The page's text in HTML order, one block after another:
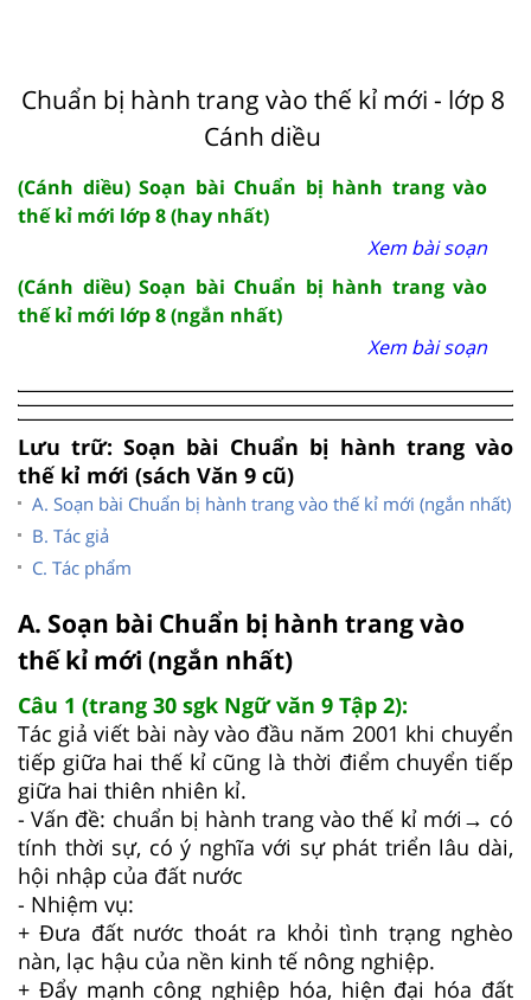
Chuẩn bị hành trang vào thế kỉ mới - lớp 8
Cánh diều
(Cánh diều) Soạn bài Chuẩn bị hành trang vào
thế kỉ mới lớp 8 (hay nhất)
Xem bài soạn
(Cánh diều) Soạn bài Chuẩn bị hành trang vào
thế kỉ mới lớp 8 (ngắn nhất)
Xem bài soạn
Lưu trữ: Soạn bài Chuẩn bị hành trang vào
thế kỉ mới (sách Văn 9 cũ)
A. Soạn bài Chuẩn bị hành trang vào thế kỉ mới (ngắn nhất)
B. Tác giả
C. Tác phẩm
A. Soạn bài Chuẩn bị hành trang vào
thế kỉ mới (ngắn nhất)
Câu 1 (trang 30 sgk Ngữ văn 9 Tập 2):
Tác giả viết bài này vào đầu năm 2001 khi chuyển
tiếp giữa hai thế kỉ cũng là thời điểm chuyển tiếp
giữa hai thiên nhiên kỉ.
- Vấn đề: chuẩn bị hành trang vào thế kỉ mới→ có
tính thời sự, có ý nghĩa với sự phát triển lâu dài,
hội nhập của đất nước
- Nhiệm vụ:
+ Đưa đất nước thoát ra khỏi tình trạng nghèo
nàn, lạc hậu của nền kinh tế nông nghiệp.
+ Đẩy mạnh công nghiệp hóa, hiện đại hóa đất